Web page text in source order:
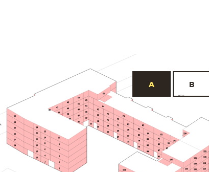
BF22
154
11
9
7
5
3
1
12
10
8
6
4
2
28
25
22
19
16
13
29
26
23
20
17
14
63
61
59
57
55
53
51
49
47
45
42
40
38
36
41
39
30
134
136
133
135
131
119
122
116
113
120
72
64
65
74
83
92
101
70
68
66
62
60
58
56
73
71
69
67
81
79
77
75
82
80
78
76
90
88
86
84
91
89 99
97
87
85